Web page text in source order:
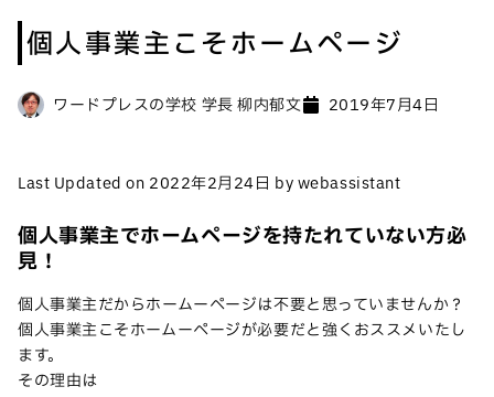
個人事業主こそホームページ
ワードプレスの学校 学長 柳内郁文 2019年7月4日
Last Updated on 2022年2月24日 by webassistant
個人事業主でホームページを持たれていない方必
見！
個人事業主だからホームーページは不要と思っていませんか？
個人事業主こそホームーページが必要だと強くおススメいたし
ます。
その理由は